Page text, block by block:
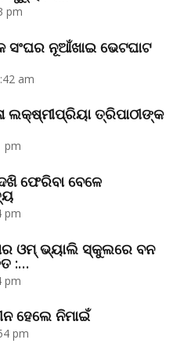
pm
ସଂଘର ନୂଆଁଖାଇ ଭେଟଘାଟ
am
ଲକ୍ଷ୍ମୀପ୍ରିୟା ତ୍ରିପାଠୀଙ୍କ
pm
ଫେରିବା ବେଳେ
pm
ଓମ୍‌ ଭ୍ୟାଲି ସ୍କୁଲରେ ବନ
:…
pm
ହେଲେ ନିମାଇଁ
pm